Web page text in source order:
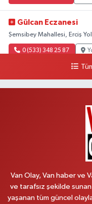
Gülcan Eczanesi
Şemsibey Mahallesi, Erciş
0 (533) 348 25 87
Bahçıvan Mahallesi, 15
Mahmudiye Mahallesi,
Onay Eczanesi
Şerefiye Mahallesi, Mareşal
Van Olay, Van haber ve
ve tarafsız şekilde
yaşanan tüm güncel